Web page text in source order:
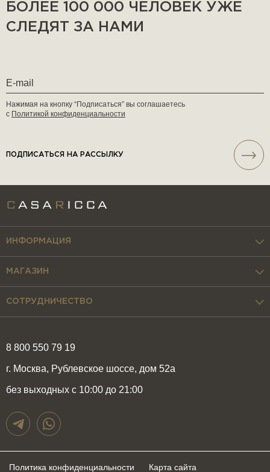
БОЛЕЕ 100 000 ЧЕЛОВЕК УЖЕ
СЛЕДЯТ ЗА НАМИ
Нажимая на кнопку “Подписаться” вы соглашаетесь
с Политикой конфиденциальности
ПОДПИСАТЬСЯ НА РАССЫЛКУ
8 800 550 79 19
г. Москва, Рублевское шоссе, дом 52а
без выходных с 10:00 до 21:00
ИНФОРМАЦИЯ
МАГАЗИН
СОТРУДНИЧЕСТВО
Политика конфиденциальности Карта сайта